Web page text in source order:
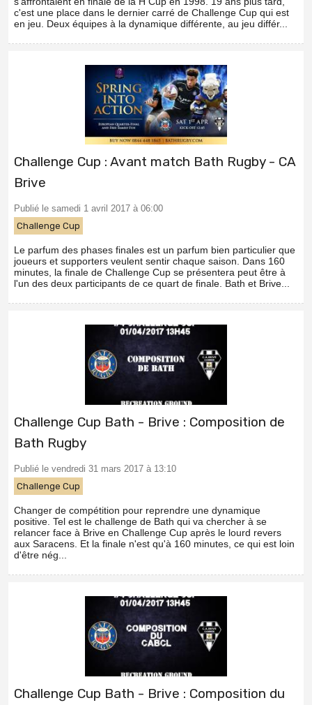
c'est une place dans le dernier carré de Challenge Cup qui est
en jeu. Deux équipes à la dynamique différente, au jeu différ...
Challenge Cup : Avant match Bath Rugby - CA
Brive
Publié le samedi 1 avril 2017 à 06:00
Challenge Cup
Le parfum des phases finales est un parfum bien particulier que
joueurs et supporters veulent sentir chaque saison. Dans 160
minutes, la finale de Challenge Cup se présentera peut être à
l'un des deux participants de ce quart de finale. Bath et Brive...
Challenge Cup Bath - Brive : Composition de
Bath Rugby
Publié le vendredi 31 mars 2017 à 13:10
Challenge Cup
Changer de compétition pour reprendre une dynamique
positive. Tel est le challenge de Bath qui va chercher à se
relancer face à Brive en Challenge Cup après le lourd revers
aux Saracens. Et la finale n'est qu'à 160 minutes, ce qui est loin
d'être nég...
Challenge Cup Bath - Brive : Composition du